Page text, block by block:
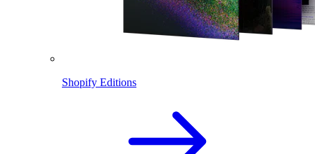
Shopify Editions